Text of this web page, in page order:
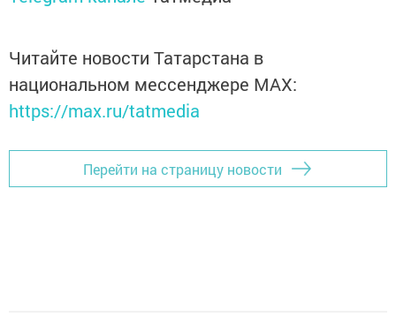
Читайте новости Татарстана в
национальном мессенджере MАХ:
https://max.ru/tatmedia
Перейти на страницу новости